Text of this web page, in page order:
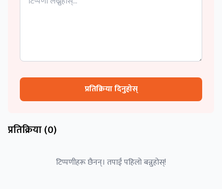
प्रतिक्रिया दिनुहोस्
प्रतिक्रिया (0)
टिप्पणीहरू छैनन्। तपाईं पहिलो बन्नुहोस्!